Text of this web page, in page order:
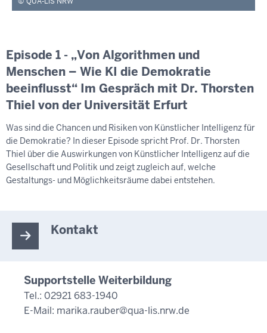
Episode 1 - „Von Algorithmen und
Menschen – Wie KI die Demokratie
beeinflusst“ Im Gespräch mit Dr. Thorsten
Thiel von der Universität Erfurt
Was sind die Chancen und Risiken von Künstlicher Intelligenz für
die Demokratie? In dieser Episode spricht Prof. Dr. Thorsten
Thiel über die Auswirkungen von Künstlicher Intelligenz auf die
Gesellschaft und Politik und zeigt zugleich auf, welche
Gestaltungs- und Möglichkeitsräume dabei entstehen.
Kontakt
Supportstelle Weiterbildung
Tel.: 02921 683-1940
E-Mail: marika.rauber@qua-lis.nrw.de